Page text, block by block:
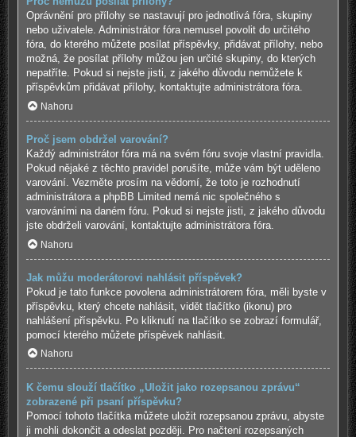
Oprávnění pro přílohy se nastavují pro jednotlivá fóra, skupiny
nebo uživatele. Administrátor fóra nemusel povolit do určitého
fóra, do kterého můžete posílat příspěvky, přidávat přílohy, nebo
možná, že posílat přílohy můžou jen určité skupiny, do kterých
nepatříte. Pokud si nejste jisti, z jakého důvodu nemůžete k
příspěvkům přidávat přílohy, kontaktujte administrátora fóra.
Nahoru
Proč jsem obdržel varování?
Každý administrátor fóra má na svém fóru svoje vlastní pravidla.
Pokud nějaké z těchto pravidel porušíte, může vám být uděleno
varování. Vezměte prosím na vědomí, že toto je rozhodnutí
administrátora a phpBB Limited nemá nic společného s
varováními na daném fóru. Pokud si nejste jisti, z jakého důvodu
jste obdrželi varování, kontaktujte administrátora fóra.
Nahoru
Jak můžu moderátorovi nahlásit příspěvek?
Pokud je tato funkce povolena administrátorem fóra, měli byste v
příspěvku, který chcete nahlásit, vidět tlačítko (ikonu) pro
nahlášení příspěvku. Po kliknutí na tlačítko se zobrazí formulář,
pomocí kterého můžete příspěvek nahlásit.
Nahoru
K čemu slouží tlačítko „Uložit jako rozepsanou zprávu“
zobrazené při psaní příspěvku?
Pomocí tohoto tlačítka můžete uložit rozepsanou zprávu, abyste
ji mohli dokončit a odeslat později. Pro načtení rozepsaných